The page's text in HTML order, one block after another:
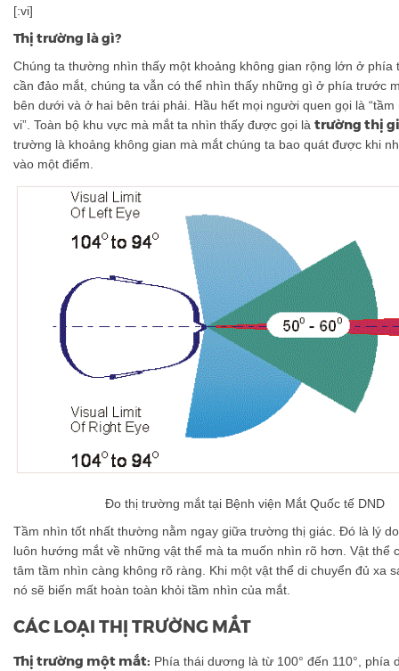
[:vi]
Thị trường là gì?
Chúng ta thường nhìn thấy một khoảng không gian rộng lớn ở phía
cần đảo mắt, chúng ta vẫn có thể nhìn thấy những gì ở phía trước
bên dưới và ở hai bên trái phải. Hầu hết mọi người quen gọi là “tầm
vi”. Toàn bộ khu vực mà mắt ta nhìn thấy được gọi là trường thị
trường là khoảng không gian mà mắt chúng ta bao quát được khi
vào một điểm.
Đo thị trường mắt tại Bệnh viện Mắt Quốc tế DND
Tầm nhìn tốt nhất thường nằm ngay giữa trường thị giác. Đó là lý
luôn hướng mắt về những vật thể mà ta muốn nhìn rõ hơn. Vật thể
tâm tầm nhìn càng không rõ ràng. Khi một vật thể di chuyển đủ xa
nó sẽ biến mất hoàn toàn khỏi tầm nhìn của mắt.
CÁC LOẠI THỊ TRƯỜNG MẮT
Thị trường một mắt: Phía thái dương là từ 100° đến 110°, phía